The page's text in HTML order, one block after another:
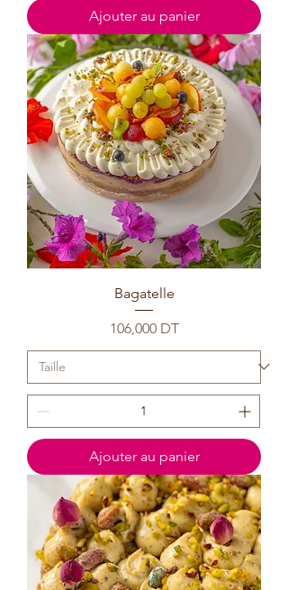
Ajouter au panier
Bagatelle
Prix
106,000 DT
Ajouter au panier